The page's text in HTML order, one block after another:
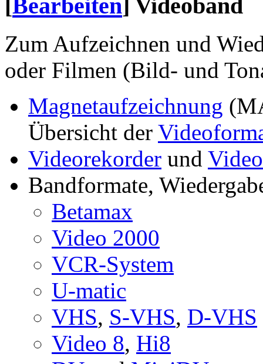
[Bearbeiten] Videoband
Zum Aufzeichnen und
oder Filmen (Bild- und
Magnetaufzeichnung
Übersicht der
Videorekorder und
Bandformate,
Betamax
Video 2000
VCR-System
U-matic
VHS, S-VHS, D-VHS
Video 8, Hi8